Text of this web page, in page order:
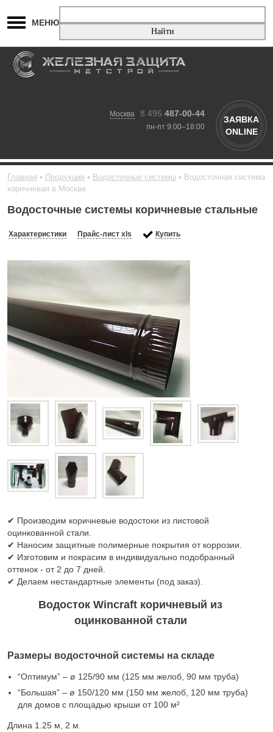
МЕНЮ
Москва 8 495 487-00-44
пн-пт 9:00–18:00
ЗАЯВКА
ONLINE
Главная Продукция Водосточные системы
Водосточная система
коричневая в Москве
Водосточные системы коричневые стальные
Характеристики Прайс-лист xls Купить
✔ Производим коричневые водостоки из листовой
оцинкованной стали.
✔ Наносим защитные полимерные покрытия от коррозии.
✔ Изготовим и покрасим в индивидуально подобранный
оттенок - от 2 до 7 дней.
✔ Делаем нестандартные элементы (под заказ).
Водосток Wincraft коричневый из
оцинкованной стали
Размеры водосточной системы на складе
“Оптимум” – ø 125/90 мм (125 мм желоб, 90 мм труба)
“Большая” – ø 150/120 мм (150 мм желоб, 120 мм труба)
для домов с площадью крыши от 100 м²
Длина 1.25 м, 2 м.